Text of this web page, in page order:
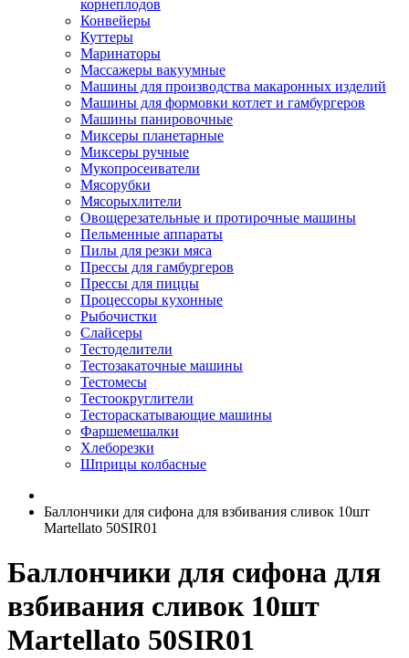
корнеплодов
Конвейеры
Куттеры
Маринаторы
Массажеры вакуумные
Машины для производства макаронных изделий
Машины для формовки котлет и гамбургеров
Машины панировочные
Миксеры планетарные
Миксеры ручные
Мукопросеиватели
Мясорубки
Мясорыхлители
Овощерезательные и протирочные машины
Пельменные аппараты
Пилы для резки мяса
Прессы для гамбургеров
Прессы для пиццы
Процессоры кухонные
Рыбочистки
Слайсеры
Тестоделители
Тестозакаточные машины
Тестомесы
Тестоокруглители
Тестораскатывающие машины
Фаршемешалки
Хлеборезки
Шприцы колбасные
Баллончики для сифона для взбивания сливок 10шт
Martellato 50SIR01
Баллончики для сифона для
взбивания сливок 10шт
Martellato 50SIR01